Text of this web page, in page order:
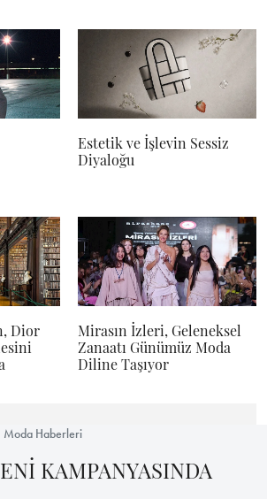
Estetik ve İşlevin Sessiz
Diyaloğu
Dior
Mirasın İzleri, Geleneksel
Zanaatı Günümüz Moda
Diline Taşıyor
Moda Haberleri
KAMPANYASINDA